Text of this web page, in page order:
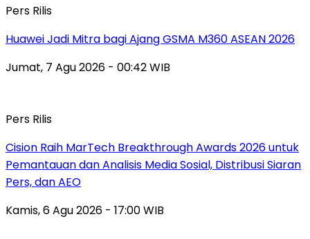
Pers Rilis
Huawei Jadi Mitra bagi Ajang GSMA M360 ASEAN 2026
Jumat, 7 Agu 2026 - 00:42 WIB
Pers Rilis
Cision Raih MarTech Breakthrough Awards 2026 untuk
Pemantauan dan Analisis Media Sosial, Distribusi Siaran
Pers, dan AEO
Kamis, 6 Agu 2026 - 17:00 WIB